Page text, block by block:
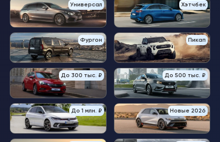
Универсал Хэтчбек
Фургон Пикап
До 300 тыс. ₽ До 500 тыс. ₽
До 1 млн. ₽ Новые 2026